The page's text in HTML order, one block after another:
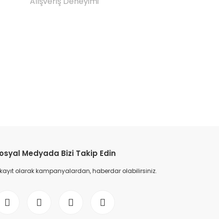
Medyada Bizi Takip Edin
olarak kampanyalardan, haberdar olabilirsiniz.